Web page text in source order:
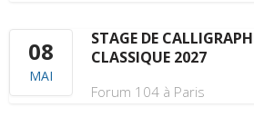
08
MAI
STAGE DE
CLASSIQUE 2027
Forum 104 à Paris